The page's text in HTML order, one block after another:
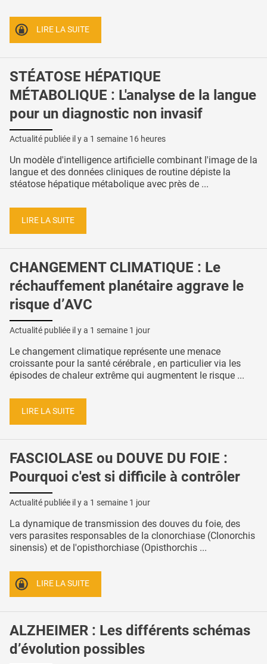
LIRE LA SUITE
STÉATOSE HÉPATIQUE
MÉTABOLIQUE : L'analyse de la langue
pour un diagnostic non invasif
Actualité publiée il y a 1 semaine 16 heures
Un modèle d'intelligence artificielle combinant l'image de la
langue et des données cliniques de routine dépiste la
stéatose hépatique métabolique avec près de ...
LIRE LA SUITE
CHANGEMENT CLIMATIQUE : Le
réchauffement planétaire aggrave le
risque d’AVC
Actualité publiée il y a 1 semaine 1 jour
Le changement climatique représente une menace
croissante pour la santé cérébrale , en particulier via les
épisodes de chaleur extrême qui augmentent le risque ...
LIRE LA SUITE
FASCIOLASE ou DOUVE DU FOIE :
Pourquoi c'est si difficile à contrôler
Actualité publiée il y a 1 semaine 1 jour
La dynamique de transmission des douves du foie, des
vers parasites responsables de la clonorchiase (Clonorchis
sinensis) et de l'opisthorchiase (Opisthorchis ...
LIRE LA SUITE
ALZHEIMER : Les différents schémas
d’évolution possibles